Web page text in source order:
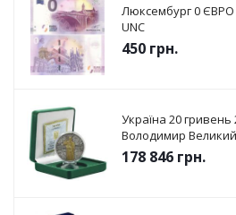
Люксембург 0 ЄВРО
UNC
450 грн.
Україна 20 гривень
Володимир Великий
178 846 грн.